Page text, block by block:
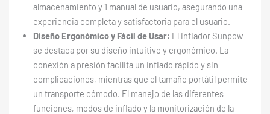
almacenamiento y 1 manual de usuario, asegurando una
experiencia completa y satisfactoria para el usuario.
Diseño Ergonómico y Fácil de Usar: El inflador Sunpow
se destaca por su diseño intuitivo y ergonómico. La
conexión a presión facilita un inflado rápido y sin
complicaciones, mientras que el tamaño portátil permite
un transporte cómodo. El manejo de las diferentes
funciones, modos de inflado y la monitorización de la